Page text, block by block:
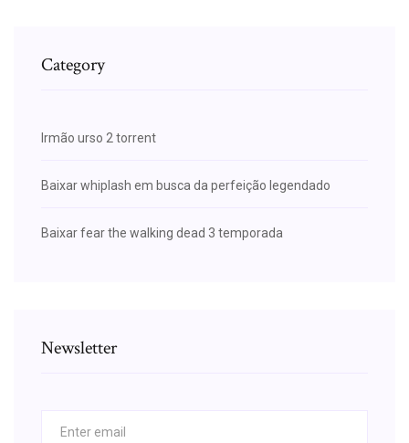
Category
Irmão urso 2 torrent
Baixar whiplash em busca da perfeição legendado
Baixar fear the walking dead 3 temporada
Newsletter